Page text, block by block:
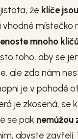
že klíče
vhodné místečko
mnoho
toho, aby se
ale zda nám
je v pohodě
je zkosená,
se pak nemůžou
abyste